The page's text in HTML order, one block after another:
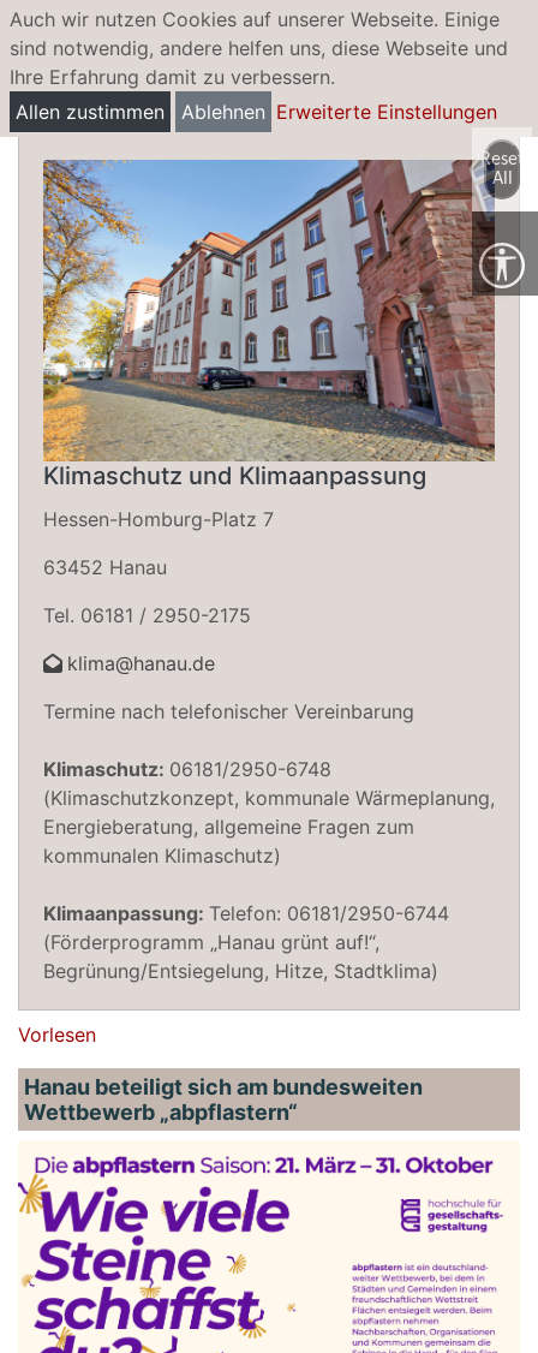
Auch wir nutzen Cookies auf unserer Webseite. Einige
sind notwendig, andere helfen uns, diese Webseite und
Ihre Erfahrung damit zu verbessern.
Allen zustimmen
Ablehnen Erweiterte Einstellungen
Wettbewerb „abpflastern“
Vorlesen
Hanau beteiligt sich am bundesweiten
Wettbewerb „abpflastern“
Klimaschutz und Klimaanpassung
Hessen-Homburg-Platz 7
63452 Hanau
Tel. 06181 / 2950-2175
klima@hanau.de
Termine nach telefonischer Vereinbarung
Klimaschutz: 06181/2950-6748
(Klimaschutzkonzept, kommunale Wärmeplanung,
Energieberatung, allgemeine Fragen zum
kommunalen Klimaschutz)
Klimaanpassung: Telefon: 06181/2950-6744
(Förderprogramm „Hanau grünt auf!“,
Begrünung/Entsiegelung, Hitze, Stadtklima)
Reset
All